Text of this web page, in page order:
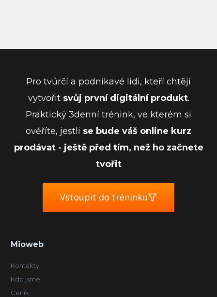
Pro tvůrčí a podnikavé lidi, kteří chtějí
vytvořit svůj první digitální produkt.
Praktický 3denní trénink, ve kterém si
ověříte, jestli se bude váš online kurz
prodávat - ještě před tím, než ho začnete
tvořit
Vstoupit do tréninku
Mioweb
Kontakty
Kdo jsme
Ceník